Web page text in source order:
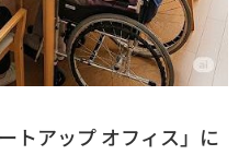
トアップ オフィス」に